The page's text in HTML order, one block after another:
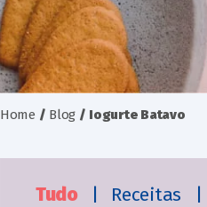
Home / Blog / Iogurte Batavo
Tudo | Receitas |